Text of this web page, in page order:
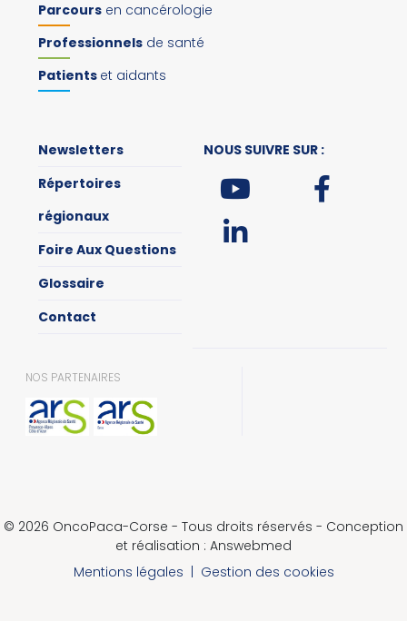
Parcours en cancérologie
Professionnels de santé
Patients et aidants
Newsletters
Répertoires
régionaux
Foire Aux Questions
Glossaire
Contact
NOUS SUIVRE SUR :
NOS PARTENAIRES
© 2026 OncoPaca-Corse - Tous droits réservés - Conception
et réalisation : Answebmed
Mentions légales | Gestion des cookies